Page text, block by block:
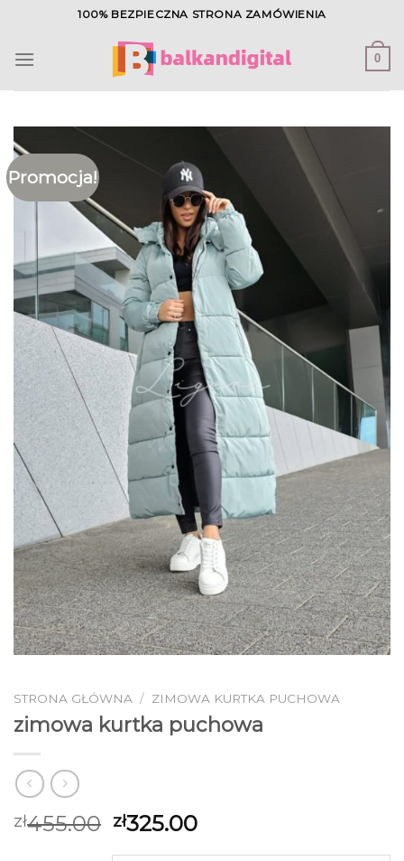
content
100% BEZPIECZNA STRONA ZAMÓWIENIA
0
Promocja!
STRONA GŁÓWNA / ZIMOWA KURTKA PUCHOWA
zimowa kurtka puchowa
zł455.00 zł325.00